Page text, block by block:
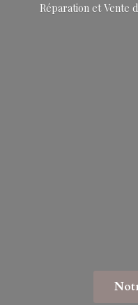
Réparation et Vente